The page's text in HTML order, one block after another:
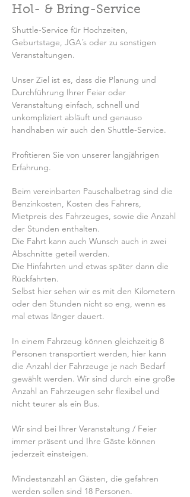
Hol- & Bring-Service
Shuttle-Service für Hochzeiten,
Geburtstage, JGA´s oder zu sonstigen
Veranstaltungen.
Unser Ziel ist es, dass die Planung und
Durchführung Ihrer Feier oder
Veranstaltung einfach, schnell und
unkompliziert abläuft und genauso
handhaben wir auch den​ Shuttle-Service.
Profitieren Sie von unserer langjährigen
Erfahrung.
Beim vereinbarten Pauschalbetrag sind die
Benzinkosten, Kosten des Fahrers,
Mietpreis des Fahrzeuges, sowie die Anzahl
der Stunden enthalten.
Die Fahrt kann auch Wunsch auch in zwei
Abschnitte geteil werden.
Die Hinfahrten und etwas später dann die
Rückfahrten.
Selbst hier sehen wir es mit den Kilometern
oder den Stunden nicht so eng, wenn es
mal etwas länger dauert.
In einem Fahrzeug können gleichzeitig 8
Personen transportiert werden, hier kann
die Anzahl der Fahrzeuge je nach Bedarf
gewählt werden. Wir sind durch eine große
Anzahl an Fahrzeugen sehr flexibel und
nicht teurer als ein Bus.
Wir sind bei Ihrer Veranstaltung / Feier
immer präsent und Ihre Gäste können
jederzeit einsteigen.
Mindestanzahl an Gästen, die gefahren
werden sollen sind 18 Personen.